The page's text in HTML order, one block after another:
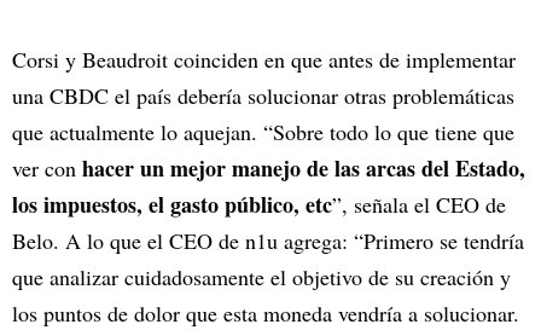
Corsi y Beaudroit coinciden en que antes de implementar
una CBDC el país debería solucionar otras problemáticas
que actualmente lo aquejan. “Sobre todo lo que tiene que
ver con hacer un mejor manejo de las arcas del Estado,
los impuestos, el gasto público, etc”, señala el CEO de
Belo. A lo que el CEO de n1u agrega: “Primero se tendría
que analizar cuidadosamente el objetivo de su creación y
los puntos de dolor que esta moneda vendría a solucionar.